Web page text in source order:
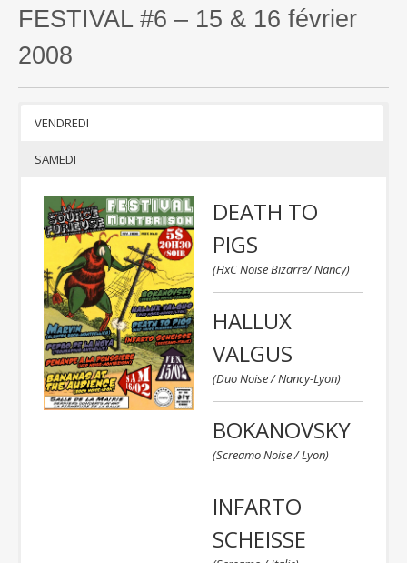
FESTIVAL #6 – 15 & 16 février
2008
VENDREDI
SAMEDI
DEATH TO
PIGS
(HxC Noise Bizarre/ Nancy)
HALLUX
VALGUS
(Duo Noise / Nancy-Lyon)
BOKANOVSKY
(Screamo Noise / Lyon)
INFARTO
SCHEISSE